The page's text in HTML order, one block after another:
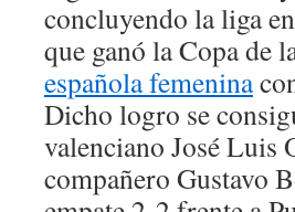
concluyendo la liga
que ganó la Copa de
española femenina
Dicho logro se
valenciano José Luis
compañero Gustavo